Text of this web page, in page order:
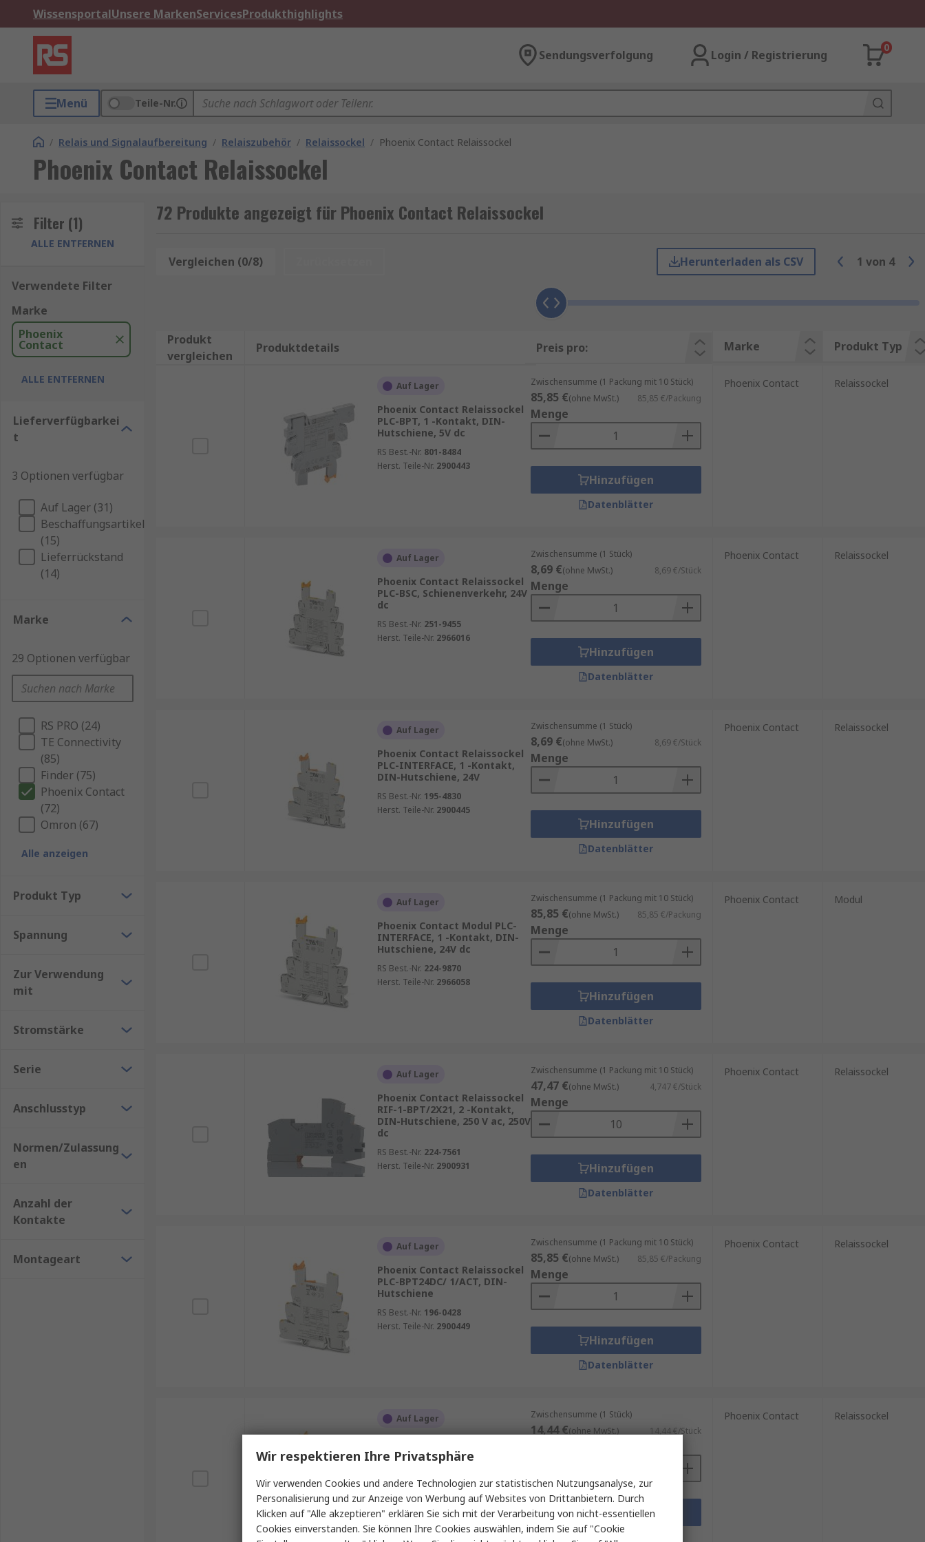
WissensportalUnsere MarkenServicesProdukthighlights
Sendungsverfolgung Login / Registrierung
0
Menü Teile-Nr.
/ Relais und Signalaufbereitung / Relaiszubehör / Relaissockel / Phoenix Contact Relaissockel
Phoenix Contact Relaissockel
Filter (1)
ALLE ENTFERNEN
Verwendete Filter
Marke
Phoenix
Contact
ALLE ENTFERNEN
Lieferverfügbarkei
t
3 Optionen verfügbar
Auf Lager (31)
Beschaffungsartikel
(15)
Lieferrückstand
(14)
Marke
29 Optionen verfügbar
RS PRO (24)
TE Connectivity
(85)
Finder (75)
Phoenix Contact
(72)
Omron (67)
Alle anzeigen
Produkt Typ
Spannung
Zur Verwendung
mit
Stromstärke
Serie
Anschlusstyp
Normen/Zulassung
en
Anzahl der
Kontakte
Montageart
72 Produkte angezeigt für Phoenix Contact Relaissockel
Vergleichen (0/8) Herunterladen als CSV 1 von 4
Produkt
vergleichen
Produktdetails Preis pro: Marke Produkt Typ
Auf Lager
Phoenix Contact Relaissockel
PLC-BPT, 1 -Kontakt, DIN-
Hutschiene, 5V dc
RS Best.-Nr. 801-8484
Herst. Teile-Nr. 2900443
Zwischensumme (1 Packung mit 10 Stück)
85,85 €(ohne MwSt.) 85,85 €/Packung
Menge
Hinzufügen
Datenblätter
Phoenix Contact Relaissockel
Auf Lager
Phoenix Contact Relaissockel
PLC-BSC, Schienenverkehr, 24V
dc
RS Best.-Nr. 251-9455
Herst. Teile-Nr. 2966016
Zwischensumme (1 Stück)
8,69 €(ohne MwSt.) 8,69 €/Stück
Menge
Hinzufügen
Datenblätter
Phoenix Contact Relaissockel
Auf Lager
Phoenix Contact Relaissockel
PLC-INTERFACE, 1 -Kontakt,
DIN-Hutschiene, 24V
RS Best.-Nr. 195-4830
Herst. Teile-Nr. 2900445
Zwischensumme (1 Stück)
8,69 €(ohne MwSt.) 8,69 €/Stück
Menge
Hinzufügen
Datenblätter
Phoenix Contact Relaissockel
Auf Lager
Phoenix Contact Modul PLC-
INTERFACE, 1 -Kontakt, DIN-
Hutschiene, 24V dc
RS Best.-Nr. 224-9870
Herst. Teile-Nr. 2966058
Zwischensumme (1 Packung mit 10 Stück)
85,85 €(ohne MwSt.) 85,85 €/Packung
Menge
Hinzufügen
Datenblätter
Phoenix Contact Modul
Auf Lager
Phoenix Contact Relaissockel
RIF-1-BPT/2X21, 2 -Kontakt,
DIN-Hutschiene, 250 V ac, 250V
dc
RS Best.-Nr. 224-7561
Herst. Teile-Nr. 2900931
Zwischensumme (1 Packung mit 10 Stück)
47,47 €(ohne MwSt.) 4,747 €/Stück
Menge
Hinzufügen
Datenblätter
Phoenix Contact Relaissockel
Auf Lager
Phoenix Contact Relaissockel
PLC-BPT24DC/ 1/ACT, DIN-
Hutschiene
RS Best.-Nr. 196-0428
Herst. Teile-Nr. 2900449
Zwischensumme (1 Packung mit 10 Stück)
85,85 €(ohne MwSt.) 85,85 €/Packung
Menge
Hinzufügen
Datenblätter
Phoenix Contact Relaissockel
Auf Lager
PLC-INTERFACE, DIN-
Hutschiene
RS Best.-Nr.742-7468
Herst. Teile-Nr.2967015
Zwischensumme (1 Stück)
14,44 €(ohne MwSt.) 14,44 €/Stück
Hinzufügen
Datenblätter
Phoenix Contact Relaissockel
Wir respektieren Ihre Privatsphäre
Wir verwenden Cookies und andere Technologien zur statistischen Nutzungsanalyse, zur
Personalisierung und zur Anzeige von Werbung auf Websites von Drittanbietern. Durch
Klicken auf "Alle akzeptieren" erklären Sie sich mit der Verarbeitung von nicht-essentiellen
Cookies einverstanden. Sie können Ihre Cookies auswählen, indem Sie auf "Cookie